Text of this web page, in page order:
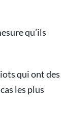
qu’ils
qui ont des
les plus